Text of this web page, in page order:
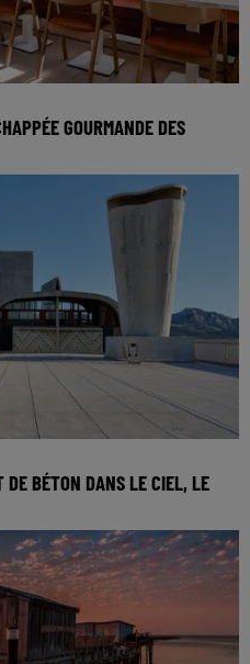
GOURMANDE DES
Gourmande des
DE BÉTON DANS LE CIEL, LE
de béton dans le ciel, le